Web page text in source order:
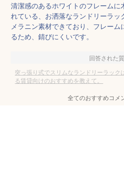
清潔感のあるホワイトのフレームに
れている、お洒落なランドリーラ
メラニン素材できており、フレー
るため、錆びにくいです。
回答された
突っ張り式でスリムなランドリーラック
る賃貸向けのおすすめを教えて。
全てのおすすめコメ